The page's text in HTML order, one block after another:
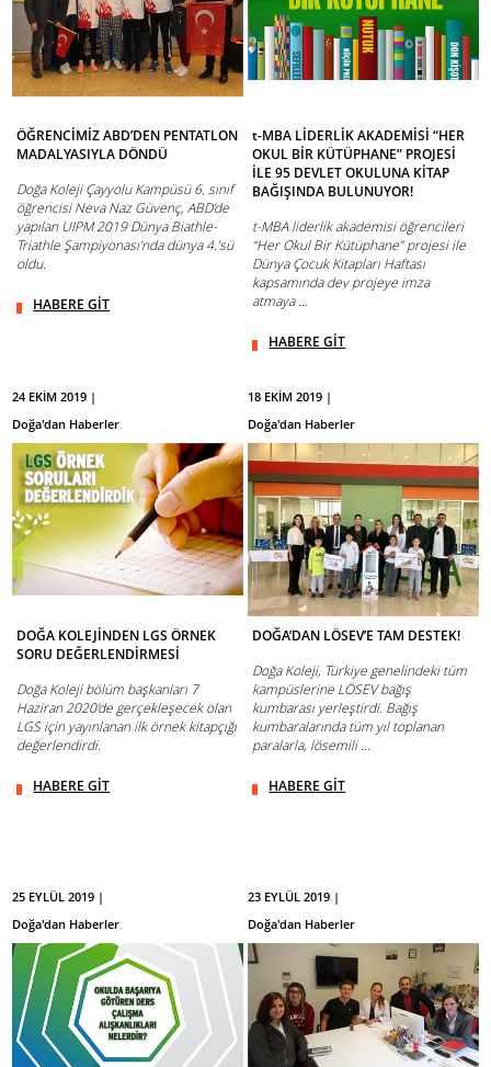
ÖĞRENCİMİZ ABD’DEN PENTATLON
MADALYASIYLA DÖNDÜ
Doğa Koleji Çayyolu Kampüsü 6. sınıf
öğrencisi Neva Naz Güvenç, ABD’de
yapılan UIPM 2019 Dünya Biathle-
Triathle Şampiyonası’nda dünya 4.’sü
oldu.
HABERE GİT
t-MBA LİDERLİK AKADEMİSİ “HER
OKUL BİR KÜTÜPHANE” PROJESİ
İLE 95 DEVLET OKULUNA KİTAP
BAĞIŞINDA BULUNUYOR!
t-MBA liderlik akademisi öğrencileri
“Her Okul Bir Kütüphane” projesi ile
Dünya Çocuk Kitapları Haftası
kapsamında dev projeye imza
atmaya ...
HABERE GİT
24 EKİM 2019 |
Doğa'dan Haberler
DOĞA KOLEJİNDEN LGS ÖRNEK
SORU DEĞERLENDİRMESİ
Doğa Koleji bölüm başkanları 7
Haziran 2020'de gerçekleşecek olan
LGS için yayınlanan ilk örnek kitapçığı
değerlendirdi.
HABERE GİT
18 EKİM 2019 |
Doğa'dan Haberler
DOĞA’DAN LÖSEV’E TAM DESTEK!
Doğa Koleji, Türkiye genelindeki tüm
kampüslerine LÖSEV bağış
kumbarası yerleştirdi. Bağış
kumbaralarında tüm yıl toplanan
paralarla, lösemili ...
HABERE GİT
25 EYLÜL 2019 |
Doğa'dan Haberler
23 EYLÜL 2019 |
Doğa'dan Haberler